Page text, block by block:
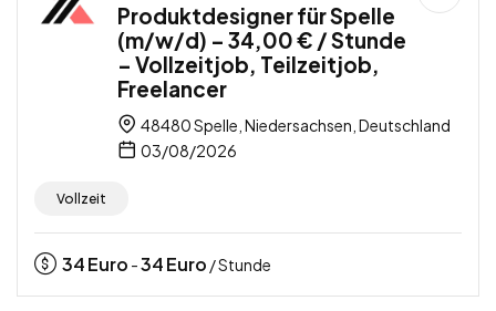
Produktdesigner für Spelle
(m/w/d) – 34,00 € / Stunde
– Vollzeitjob, Teilzeitjob,
Freelancer
48480 Spelle, Niedersachsen, Deutschland
03/08/2026
Vollzeit
34Euro -34Euro / Stunde